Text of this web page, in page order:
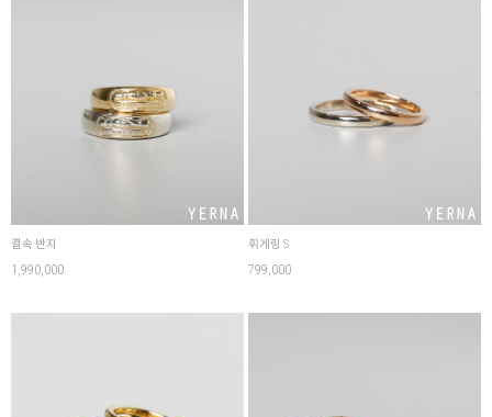
결속 반지
1,990,000
휘게링 S
799,000